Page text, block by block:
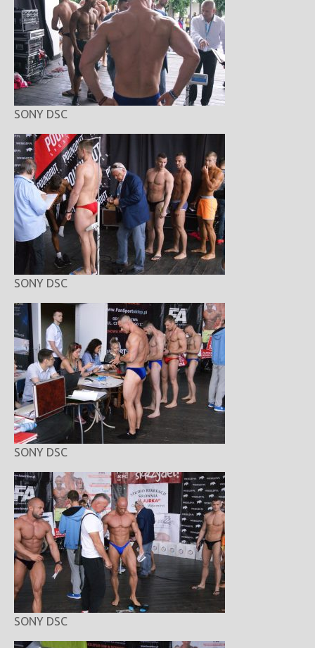
SONY DSC
SONY DSC
SONY DSC
SONY DSC